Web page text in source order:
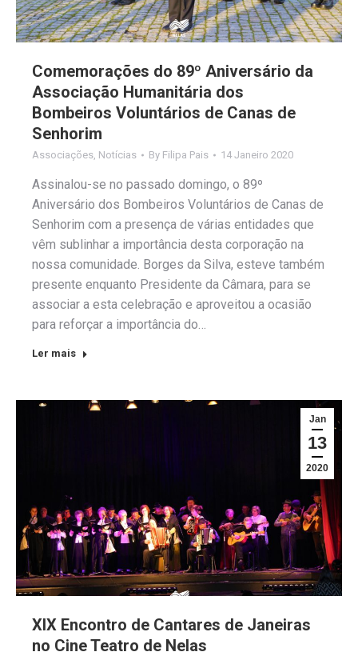
Comemorações do 89º Aniversário da
Associação Humanitária dos
Bombeiros Voluntários de Canas de
Senhorim
Associações, Notícias By Filipa Pais 14 Janeiro 2020
Assinalou-se no passado domingo, o 89º
Aniversário dos Bombeiros Voluntários de Canas de
Senhorim com a presença de várias entidades que
vêm sublinhar a importância desta corporação na
nossa comunidade. Borges da Silva, esteve também
presente enquanto Presidente da Câmara, para se
associar a esta celebração e aproveitou a ocasião
para reforçar a importância do…
Ler mais
Jan
13
2020
XIX Encontro de Cantares de Janeiras
no Cine Teatro de Nelas